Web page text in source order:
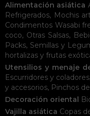
Alimentación asiática
Refrigerados, Mochis
Condimentos Wasabi
coco, Otras Salsas,
Packs, Semillas y
hortalizas y frutas
Utensilios y menaje
Escurridores y coladores
y accesorios, Pinchos
Decoración oriental
Vajilla asiática Copas